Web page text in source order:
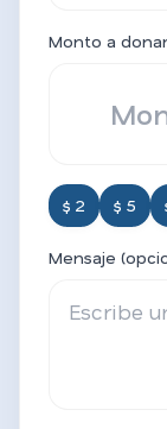
Monto a donar
$ 2 $ 5
Mensaje